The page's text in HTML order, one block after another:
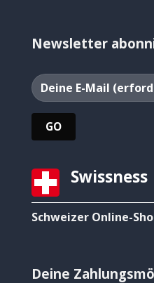
Newsletter
Swissness
Schweizer Online-
Deine